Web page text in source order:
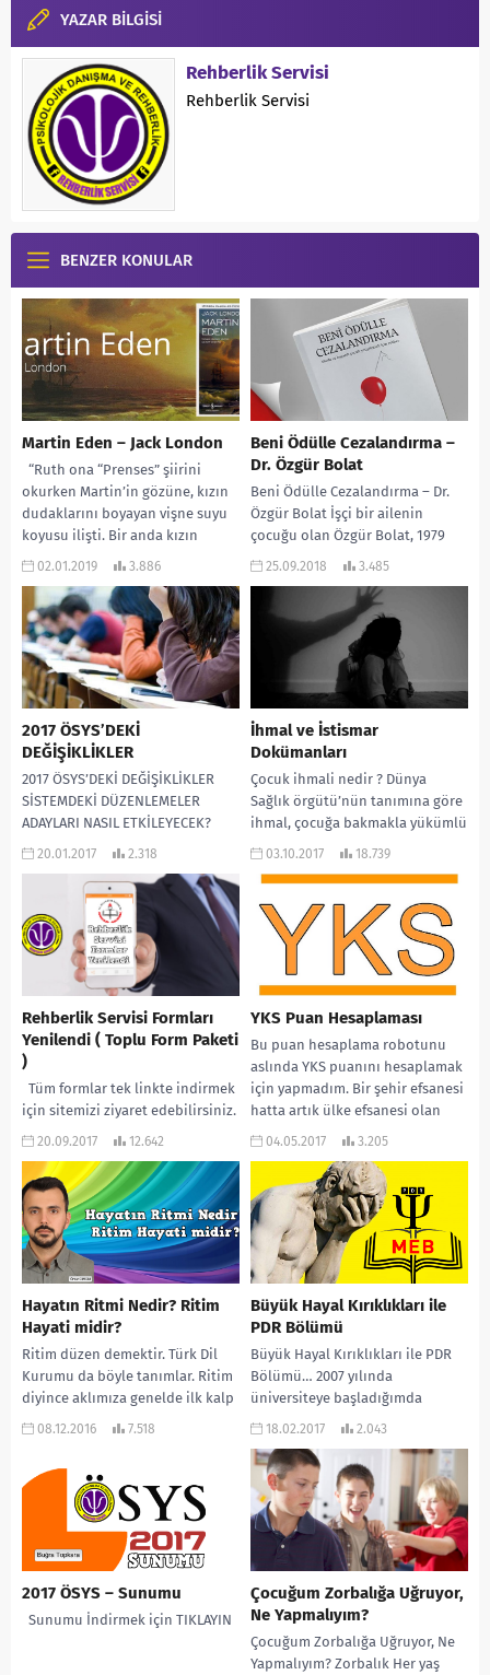
YAZAR BİLGİSİ
Rehberlik Servisi
Rehberlik Servisi
BENZER KONULAR
Martin Eden – Jack London
“Ruth ona “Prenses” şiirini
okurken Martin’in gözüne, kızın
dudaklarını boyayan vişne suyu
koyusu ilişti. Bir anda kızın
bütün ilahiliği...
02.01.2019 3.886
Beni Ödülle Cezalandırma –
Dr. Özgür Bolat
Beni Ödülle Cezalandırma – Dr.
Özgür Bolat İşçi bir ailenin
çocuğu olan Özgür Bolat, 1979
yılında Antalya’ da bir
25.09.2018 3.485
2017 ÖSYS’DEKİ
DEĞİŞİKLİKLER
2017 ÖSYS’DEKİ DEĞİŞİKLİKLER
SİSTEMDEKİ DÜZENLEMELER
ADAYLARI NASIL ETKİLEYECEK?
ADAYLARI NELER BEKLİYOR?
ülkemizde uzun zamandır
uygulanmakta olan ve...
20.01.2017 2.318
İhmal ve İstismar
Dokümanları
Çocuk ihmali nedir ? Dünya
Sağlık örgütü’nün tanımına göre
ihmal, çocuğa bakmakla yükümlü
kimsenin, çocuğun gelişimi için
karşılamaması...
03.10.2017 18.739
Rehberlik Servisi Formları
Yenilendi ( Toplu Form Paketi
)
Tüm formlar tek linkte indirmek
için sitemizi ziyaret edebilirsiniz.
Hem PDF hem de Word
20.09.2017 12.642
YKS Puan Hesaplaması
Bu puan hesaplama robotunu
aslında YKS puanını hesaplamak
için yapmadım. Bir şehir efsanesi
hatta artık ülke efsanesi olan
“zor soruya...
04.05.2017 3.205
Hayatın Ritmi Nedir? Ritim
Hayati midir?
Ritim düzen demektir. Türk Dil
Kurumu da böyle tanımlar. Ritim
diyince aklımıza genelde ilk kalp
geliyor. Kalp sağlığı insan için...
08.12.2016 7.518
Büyük Hayal Kırıklıkları ile
PDR Bölümü
Büyük Hayal Kırıklıkları ile PDR
Bölümü… 2007 yılında
üniversiteye başladığımda
okulumdaki öğretmenimin beni
gerçekten yapabileceğime
inanarak...
18.02.2017 2.043
2017 ÖSYS – Sunumu
Sunumu İndirmek için TIKLAYIN
Çocuğum Zorbalığa Uğruyor,
Ne Yapmalıyım?
Çocuğum Zorbalığa Uğruyor, Ne
Yapmalıyım? Zorbalık Her yaş